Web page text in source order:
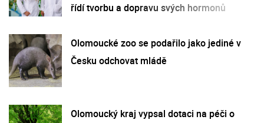
řídí tvorbu a dopravu svých hormonů
Olomoucké zoo se podařilo jako jediné v
Česku odchovat mládě
Olomoucký kraj vypsal dotaci na péči o